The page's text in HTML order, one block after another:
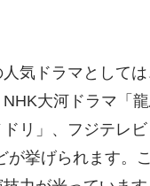
気ドラマとして
NHK大河ドラマ「
ドリ」、フジテレ
が挙げられます。